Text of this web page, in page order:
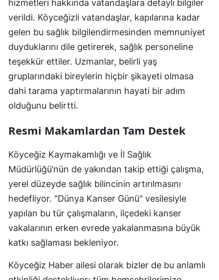
hizmetleri hakkında vatandaşlara detaylı bilgiler
verildi. Köyceğizli vatandaşlar, kapılarına kadar
gelen bu sağlık bilgilendirmesinden memnuniyet
duyduklarını dile getirerek, sağlık personeline
teşekkür ettiler. Uzmanlar, belirli yaş
gruplarındaki bireylerin hiçbir şikayeti olmasa
dahi tarama yaptırmalarının hayati bir adım
olduğunu belirtti.
Resmi Makamlardan Tam Destek
Köyceğiz Kaymakamlığı ve İl Sağlık
Müdürlüğü’nün de yakından takip ettiği çalışma,
yerel düzeyde sağlık bilincinin artırılmasını
hedefliyor. "Dünya Kanser Günü" vesilesiyle
yapılan bu tür çalışmaların, ilçedeki kanser
vakalarının erken evrede yakalanmasına büyük
katkı sağlaması bekleniyor.
Köyceğiz Haber ailesi olarak bizler de bu anlamlı